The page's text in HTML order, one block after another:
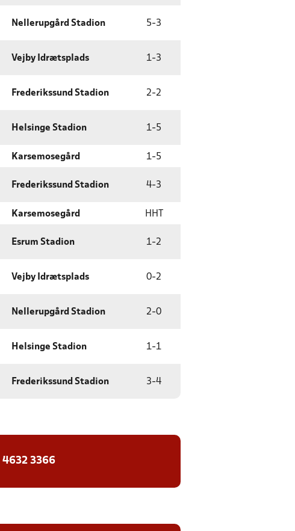
Nellerupgård Stadion 5-3
Vejby Idrætsplads 1-3
Frederikssund Stadion 2-2
Helsinge Stadion 1-5
Karsemosegård 1-5
Frederikssund Stadion 4-3
Karsemosegård HHT
Esrum Stadion 1-2
Vejby Idrætsplads 0-2
Nellerupgård Stadion 2-0
Helsinge Stadion 1-1
Frederikssund Stadion 3-4
4632 3366